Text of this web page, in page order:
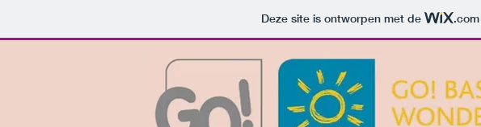
Deze site is ontworpen met de .com